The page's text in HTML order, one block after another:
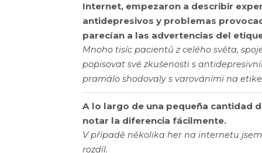
Internet, empezaron a describir
antidepresivos y problemas
parecían a las advertencias del
Mnoho tisíc pacientů z celého světa,
popisovat své zkušenosti s
pramálo shodovaly s varováními na
A lo largo de una pequeña cantidad
notar la diferencia fácilmente.
V případě několika her na internetu
rozdíl.